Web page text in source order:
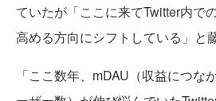
ていたが「ここに来てTwitter内で
高める方向にシフトしている」と
「ここ数年、mDAU（収益につな